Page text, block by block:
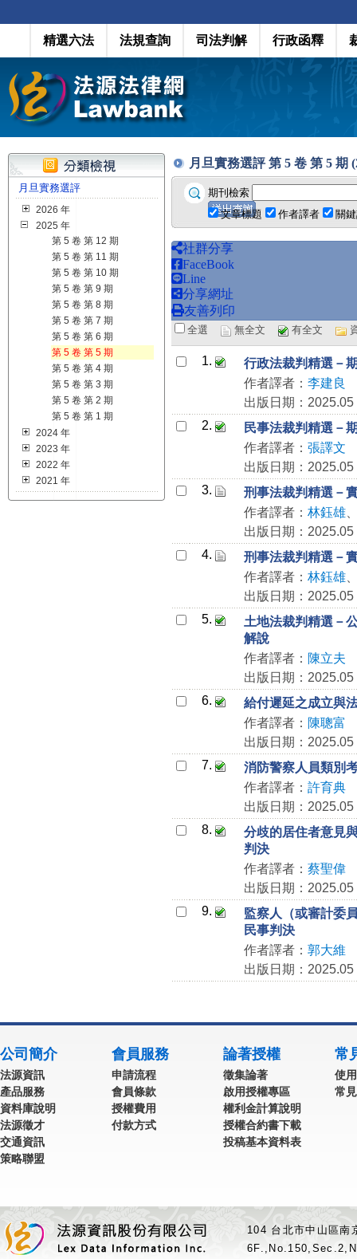
精選六法 法規查詢 司法判解 行政函釋
月旦實務選評
2026 年
2025 年
第 5 卷 第 12 期
第 5 卷 第 11 期
第 5 卷 第 10 期
第 5 卷 第 9 期
第 5 卷 第 8 期
第 5 卷 第 7 期
第 5 卷 第 6 期
第 5 卷 第 5 期
第 5 卷 第 4 期
第 5 卷 第 3 期
第 5 卷 第 2 期
第 5 卷 第 1 期
2024 年
2023 年
2022 年
2021 年
月旦實務選評 第 5 卷 第 5 期
期刊檢索
文章標題
作者譯者 關
社群分享
FaceBook
Line
分享網址
友善列印
全選 無全文 有全文
1.
行政法裁判精選－
作者譯者： 李建良
出版日期：2025.05
2.
民事法裁判精選－
作者譯者： 張譯文
出版日期：2025.05
3.
刑事法裁判精選－
作者譯者： 林鈺雄
出版日期：2025.05
4.
刑事法裁判精選－
作者譯者： 林鈺雄
出版日期：2025.05
5.
土地法裁判精選－
解說
作者譯者： 陳立夫
出版日期：2025.05
6.
給付遲延之成立與
作者譯者： 陳聰富
出版日期：2025.05
7.
消防警察人員類別
作者譯者： 許育典
出版日期：2025.05
8.
分歧的居住者意見
判決
作者譯者： 蔡聖偉
出版日期：2025.05
9.
監察人（或審計委
民事判決
作者譯者： 郭大維
出版日期：2025.05
公司簡介
法源資訊
產品服務
資料庫說明
法源徵才
交通資訊
策略聯盟
會員服務
申請流程
會員條款
授權費用
付款方式
論著授權
徵集論著
啟用授權專區
權利金計算說明
授權合約書下載
投稿基本資料表
常
使
常
104 台北市中山區